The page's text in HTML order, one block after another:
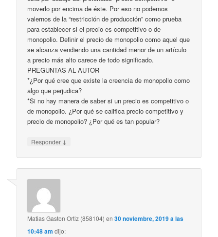
moverlo por encima de éste. Por eso no podemos
valernos de la “restricción de producción” como prueba
para establecer si el precio es competitivo o de
monopolio. Definir el precio de monopolio como aquel que
se alcanza vendiendo una cantidad menor de un artículo
a precio más alto carece de todo significado.
PREGUNTAS AL AUTOR
*¿Por qué cree que existe la creencia de monopolio como
algo que perjudica?
*Si no hay manera de saber si un precio es competitivo o
de monopolio. ¿Por qué se califica precio competitivo y
precio de monopolio? ¿Por qué es tan popular?
Responder ↓
Matias Gaston Ortiz (858104) en30 noviembre, 2019 a las
10:48 am dijo: